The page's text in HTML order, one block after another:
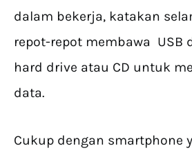
dalam bekerja, katakan
repot-repot membawa USB
hard drive atau CD untuk
data.
Cukup dengan smartphone